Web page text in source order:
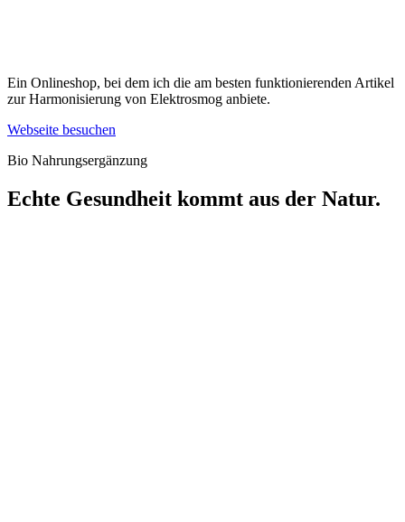
Ein Onlineshop, bei dem ich die am besten funktionierenden Artikel
zur Harmonisierung von Elektrosmog anbiete.
Webseite besuchen
Bio Nahrungsergänzung
Echte Gesundheit kommt aus der Natur.